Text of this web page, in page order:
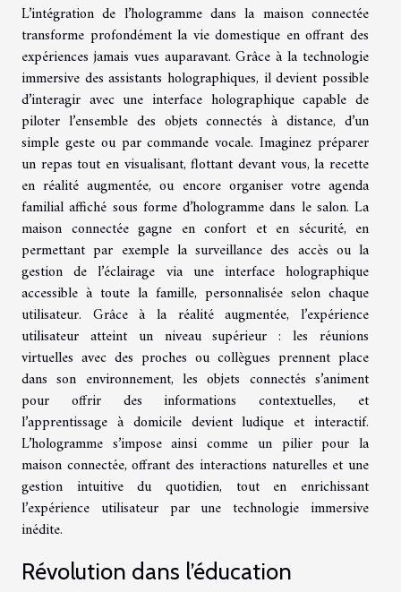
L’intégration de l’hologramme dans la maison connectée
transforme profondément la vie domestique en offrant des
expériences jamais vues auparavant. Grâce à la technologie
immersive des assistants holographiques, il devient possible
d’interagir avec une interface holographique capable de
piloter l’ensemble des objets connectés à distance, d’un
simple geste ou par commande vocale. Imaginez préparer
un repas tout en visualisant, flottant devant vous, la recette
en réalité augmentée, ou encore organiser votre agenda
familial affiché sous forme d’hologramme dans le salon. La
maison connectée gagne en confort et en sécurité, en
permettant par exemple la surveillance des accès ou la
gestion de l’éclairage via une interface holographique
accessible à toute la famille, personnalisée selon chaque
utilisateur. Grâce à la réalité augmentée, l’expérience
utilisateur atteint un niveau supérieur : les réunions
virtuelles avec des proches ou collègues prennent place
dans son environnement, les objets connectés s’animent
pour offrir des informations contextuelles, et
l’apprentissage à domicile devient ludique et interactif.
L’hologramme s’impose ainsi comme un pilier pour la
maison connectée, offrant des interactions naturelles et une
gestion intuitive du quotidien, tout en enrichissant
l’expérience utilisateur par une technologie immersive
inédite.
Révolution dans l’éducation